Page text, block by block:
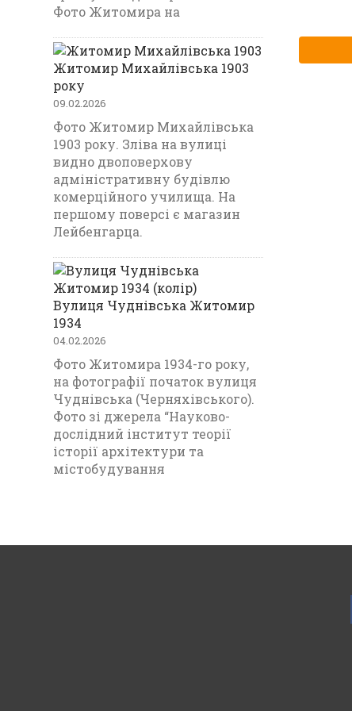
Фото Житомира на
Житомир Михайлівська 1903
року
09.02.2026
Фото Житомир Михайлівська
1903 року. Зліва на вулиці
видно двоповерхову
адміністративну будівлю
комерційного училища. На
першому поверсі є магазин
Лейбенгарца.
Вулиця Чуднівська Житомир
1934
04.02.2026
Фото Житомира 1934-го року,
на фотографії початок вулиця
Чуднівська (Черняхівського).
Фото зі джерела “Науково-
дослідний інститут теорії
історії архітектури та
містобудування